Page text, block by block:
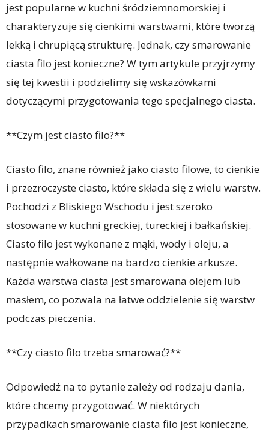
jest popularne w kuchni śródziemnomorskiej i
charakteryzuje się cienkimi warstwami, które tworzą
lekką i chrupiącą strukturę. Jednak, czy smarowanie
ciasta filo jest konieczne? W tym artykule przyjrzymy
się tej kwestii i podzielimy się wskazówkami
dotyczącymi przygotowania tego specjalnego ciasta.
**Czym jest ciasto filo?**
Ciasto filo, znane również jako ciasto filowe, to cienkie
i przezroczyste ciasto, które składa się z wielu warstw.
Pochodzi z Bliskiego Wschodu i jest szeroko
stosowane w kuchni greckiej, tureckiej i bałkańskiej.
Ciasto filo jest wykonane z mąki, wody i oleju, a
następnie wałkowane na bardzo cienkie arkusze.
Każda warstwa ciasta jest smarowana olejem lub
masłem, co pozwala na łatwe oddzielenie się warstw
podczas pieczenia.
**Czy ciasto filo trzeba smarować?**
Odpowiedź na to pytanie zależy od rodzaju dania,
które chcemy przygotować. W niektórych
przypadkach smarowanie ciasta filo jest konieczne,